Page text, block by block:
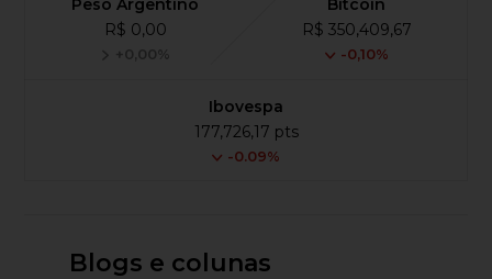
Peso Argentino
R$ 0,00
+0,00%
Bitcoin
R$ 350,409,67
-0,10%
Ibovespa
177,726,17 pts
-0.09%
Blogs e colunas